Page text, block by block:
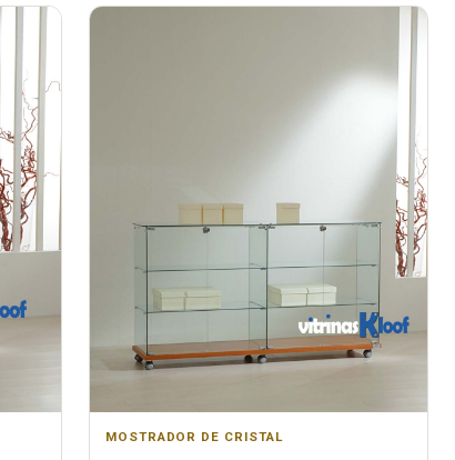
MOSTRADOR DE CRISTAL